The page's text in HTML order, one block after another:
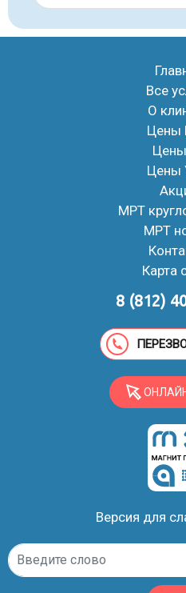
Все
О
Цены
Цены
МРТ
МРТ
Карта
8 (812)
Версия для